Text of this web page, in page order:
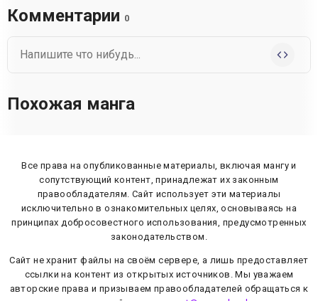
Комментарии 0
Похожая манга
Все права на опубликованные материалы, включая мангу и
сопутствующий контент, принадлежат их законным
правообладателям. Сайт использует эти материалы
исключительно в ознакомительных целях, основываясь на
принципах добросовестного использования, предусмотренных
законодательством.
Сайт не хранит файлы на своём сервере, а лишь предоставляет
ссылки на контент из открытых источников. Мы уважаем
авторские права и призываем правообладателей обращаться к